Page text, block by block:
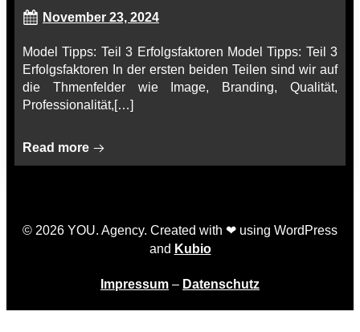
November 23, 2024
Model Tipps: Teil 3 Erfolgsfaktoren Model Tipps: Teil 3
Erfolgsfaktoren In der ersten beiden Teilen sind wir auf
die Thmenfelder wie Image, Branding, Qualität,
Professionalität,[…]
Read more
© 2026 YOU. Agency. Created with ❤ using WordPress
and Kubio
Impressum – Datenschutz